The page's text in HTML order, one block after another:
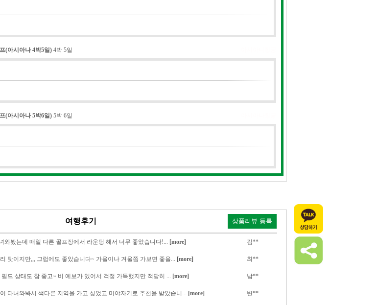
(아시아나 4박5일) 4박 5일
(아시아나 5박6일) 5박 6일
여행후기 상품리뷰 등록
와봤는데 매일 다른 골프장에서 라운딩 해서 너무 좋았습니다!... [more] 김**
탓이지만,,, 그럼에도 좋았습니다~ 가을이나 겨울쯤 가보면 좋을... [more] 최**
드 상태도 참 좋고~ 비 예보가 있어서 걱정 가득했지만 적당히 ... [more] 남**
다녀와봐서 색다른 지역을 가고 싶었고 미야자키로 추천을 받았습니... [more] 변**